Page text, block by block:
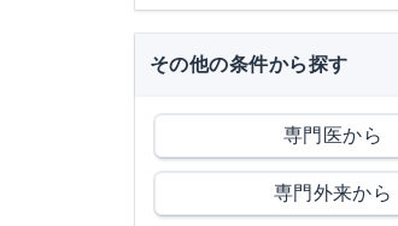
その他の条件から探す
専門医から
専門外来から